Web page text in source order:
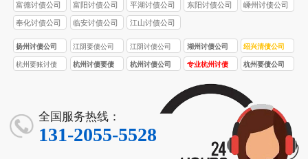
富德讨债公司 富阳讨债公司 平湖讨债公司 东阳讨债公司 嵊州讨债公司
奉化讨债公司 临安讨债公司 江山讨债公司
扬州讨债公司 江阴要债公司 江阴讨债公司 湖州讨债公司 绍兴清债公司
杭州要账讨债
杭州讨债要债
杭州讨债公司
专业杭州讨债
杭州要债公司
全国服务热线：
131-2055-5528